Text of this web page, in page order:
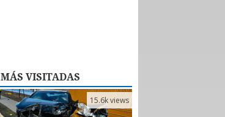
MÁS VISITADAS
15.6k views